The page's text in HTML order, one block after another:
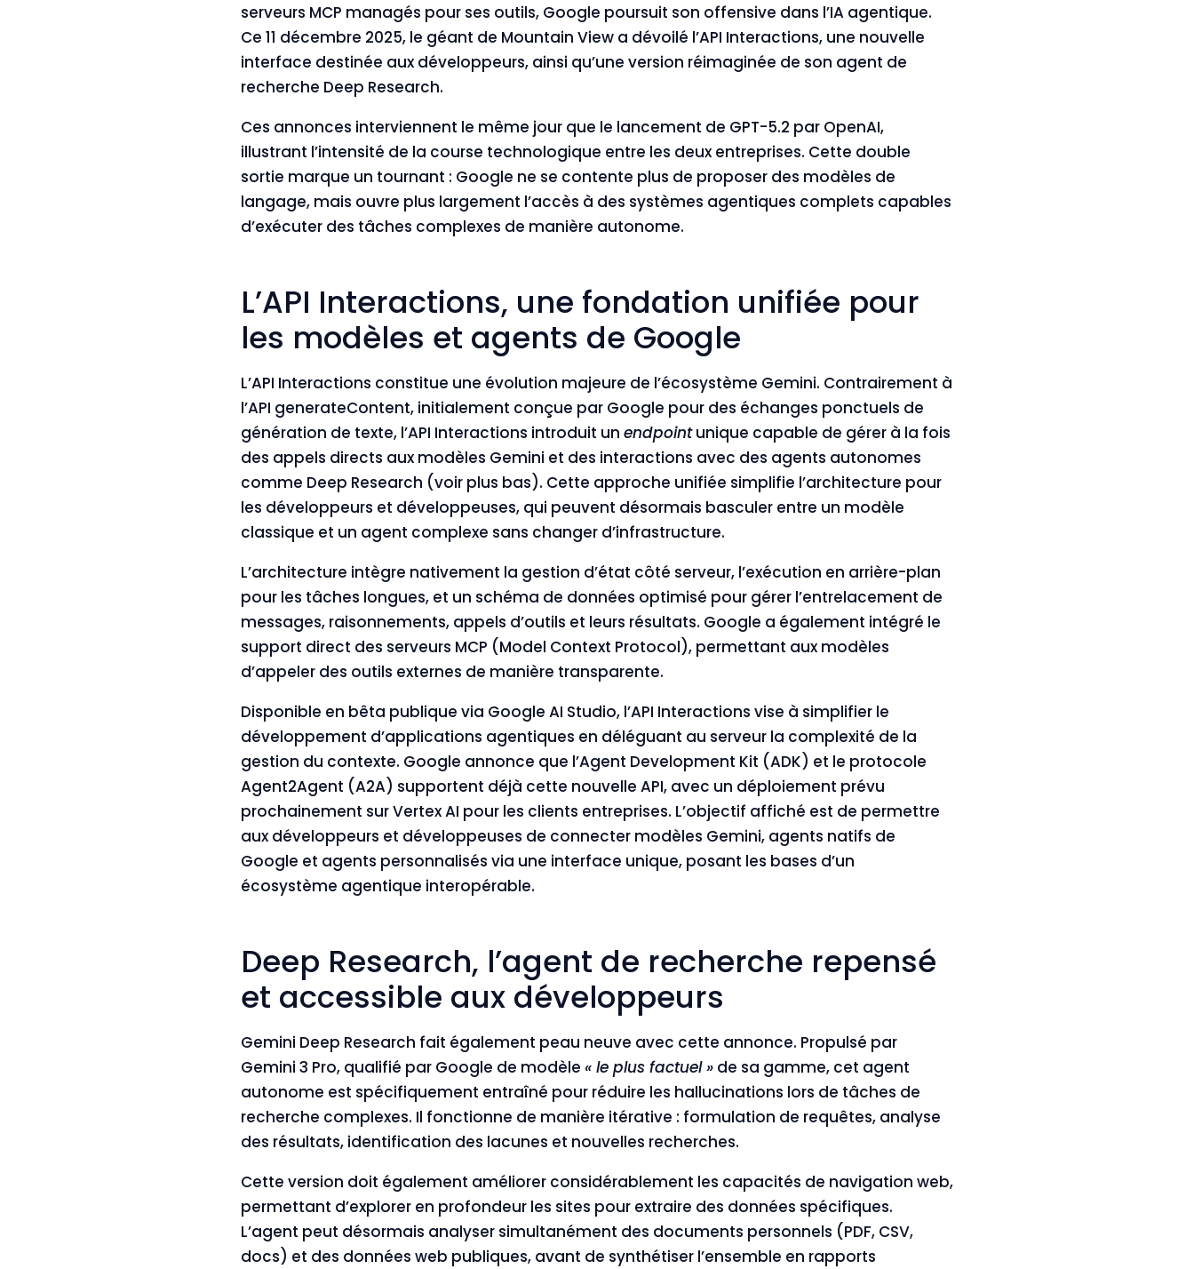
serveurs MCP managés pour ses outils, Google poursuit son offensive dans l’IA agentique.
Ce 11 décembre 2025, le géant de Mountain View a dévoilé l’API Interactions, une nouvelle
interface destinée aux développeurs, ainsi qu’une version réimaginée de son agent de
recherche Deep Research.
Ces annonces interviennent le même jour que le lancement de GPT-5.2 par OpenAI,
illustrant l’intensité de la course technologique entre les deux entreprises. Cette double
sortie marque un tournant : Google ne se contente plus de proposer des modèles de
langage, mais ouvre plus largement l’accès à des systèmes agentiques complets capables
d’exécuter des tâches complexes de manière autonome.
L’API Interactions, une fondation unifiée pour
les modèles et agents de Google
L’API Interactions constitue une évolution majeure de l’écosystème Gemini. Contrairement à
l’API generateContent, initialement conçue par Google pour des échanges ponctuels de
génération de texte, l’API Interactions introduit un endpointunique capable de gérer à la fois
des appels directs aux modèles Gemini et des interactions avec des agents autonomes
comme Deep Research (voir plus bas). Cette approche unifiée simplifie l’architecture pour
les développeurs et développeuses, qui peuvent désormais basculer entre un modèle
classique et un agent complexe sans changer d’infrastructure.
L’architecture intègre nativement la gestion d’état côté serveur, l’exécution en arrière-plan
pour les tâches longues, et un schéma de données optimisé pour gérer l’entrelacement de
messages, raisonnements, appels d’outils et leurs résultats. Google a également intégré le
support direct des serveurs MCP (Model Context Protocol), permettant aux modèles
d’appeler des outils externes de manière transparente.
Disponible en bêta publique via Google AI Studio, l’API Interactions vise à simplifier le
développement d’applications agentiques en déléguant au serveur la complexité de la
gestion du contexte. Google annonce que l’Agent Development Kit (ADK) et le protocole
Agent2Agent (A2A) supportent déjà cette nouvelle API, avec un déploiement prévu
prochainement sur Vertex AI pour les clients entreprises. L’objectif affiché est de permettre
aux développeurs et développeuses de connecter modèles Gemini, agents natifs de
Google et agents personnalisés via une interface unique, posant les bases d’un
écosystème agentique interopérable.
Deep Research, l’agent de recherche repensé
et accessible aux développeurs
Gemini Deep Research fait également peau neuve avec cette annonce. Propulsé par
Gemini 3 Pro, qualifié par Google de modèle « le plus factuel » de sa gamme, cet agent
autonome est spécifiquement entraîné pour réduire les hallucinations lors de tâches de
recherche complexes. Il fonctionne de manière itérative : formulation de requêtes, analyse
des résultats, identification des lacunes et nouvelles recherches.
Cette version doit également améliorer considérablement les capacités de navigation web,
permettant d’explorer en profondeur les sites pour extraire des données spécifiques.
L’agent peut désormais analyser simultanément des documents personnels (PDF, CSV,
docs) et des données web publiques, avant de synthétiser l’ensemble en rapports